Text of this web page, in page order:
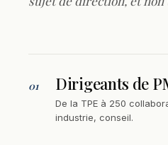
01 Dirigeants de
De la TPE à 250
industrie, conseil.